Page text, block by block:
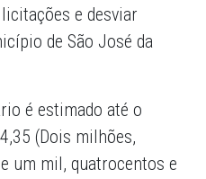
e desviar
de São José da
é estimado até o
(Dois milhões,
um mil, quatrocentos e